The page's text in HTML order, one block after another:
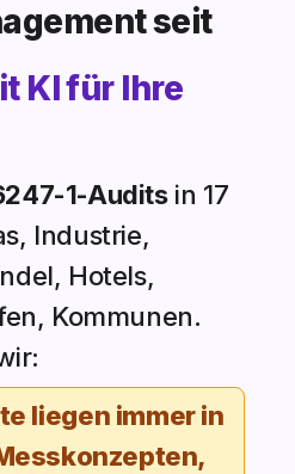
seit
KI für Ihre
1-Auditsin 17
Industrie,
Hotels,
Kommunen.
liegen immer in